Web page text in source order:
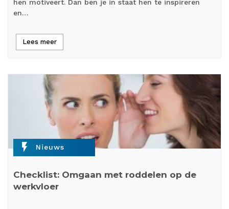
hen motiveert. Dan ben je in staat hen te inspireren
en…
Lees meer
flash_on Nieuws
Checklist: Omgaan met roddelen op de
werkvloer